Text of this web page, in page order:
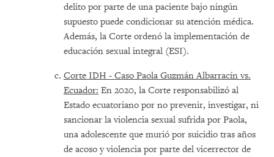
delito por parte de una paciente bajo ningún
supuesto puede condicionar su atención médica.
Además, la Corte ordenó la implementación de
educación sexual integral (ESI).
Corte IDH - Caso Paola Guzmán Albarracín vs.
Ecuador: En 2020, la Corte responsabilizó al
Estado ecuatoriano por no prevenir, investigar, ni
sancionar la violencia sexual sufrida por Paola,
una adolescente que murió por suicidio tras años
de acoso y violencia por parte del vicerrector de